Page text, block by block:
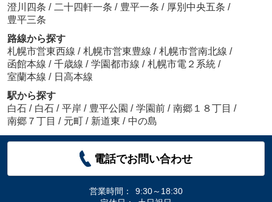
澄川四条 / 二十四軒一条 / 豊平一条 / 厚別中央五条 /
豊平三条
路線から探す
札幌市営東西線 / 札幌市営東豊線 / 札幌市営南北線 /
函館本線 / 千歳線 / 学園都市線 / 札幌市電２系統 /
室蘭本線 / 日高本線
駅から探す
白石 / 白石 / 平岸 / 豊平公園 / 学園前 / 南郷１８丁目 /
南郷７丁目 / 元町 / 新道東 / 中の島
電話でお問い合わせ
営業時間：
9:30～18:30